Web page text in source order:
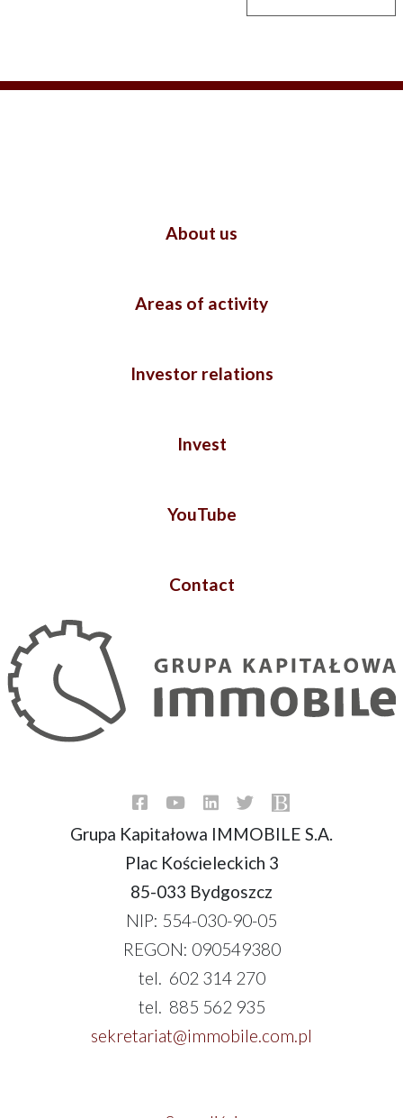
About us
Areas of activity
Investor relations
Invest
YouTube
Contact
Grupa Kapitałowa IMMOBILE S.A.
Plac Kościeleckich 3
85-033 Bydgoszcz
NIP: 554-030-90-05
REGON: 090549380
tel. 602 314 270
tel. 885 562 935
sekretariat@immobile.com.pl